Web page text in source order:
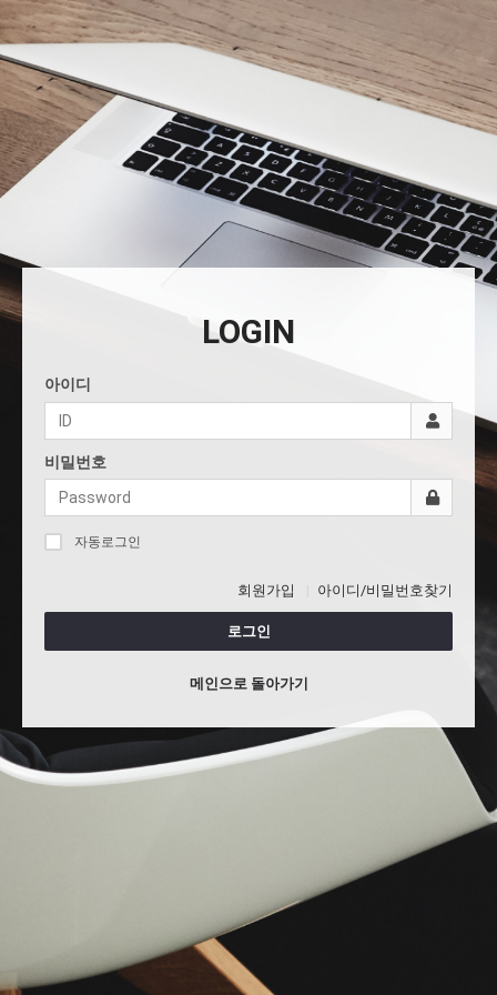
LOGIN
아이디
비밀번호
자동로그인
회원가입 아이디/비밀번호찾기
로그인
메인으로 돌아가기